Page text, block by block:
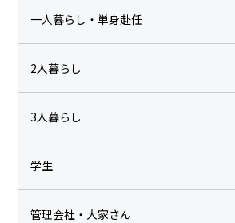
一人暮らし・単身赴任
2人暮らし
3人暮らし
学生
管理会社・大家さん